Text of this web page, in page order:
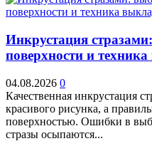
Инкрустация
поверхности и
04.08.2026 0
Качественная инкрустация
красивого рисунка, а
поверхностью. Ошибки в
стразы осыпаются...